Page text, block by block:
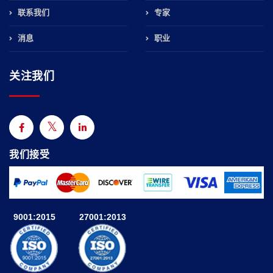
联系我们
消息
专家
职业
关注我们
我们接受
9001:2015 27001:2013